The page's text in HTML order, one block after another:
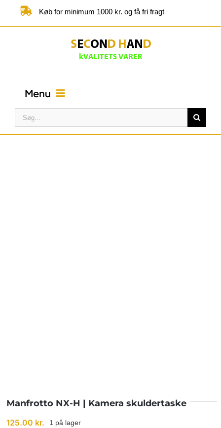
Køb for minimum 1000 kr. og få fri fragt
Menu
Søg
efter:
Manfrotto NX-H | Kamera skuldertaske
125.00 kr. 1 på lager